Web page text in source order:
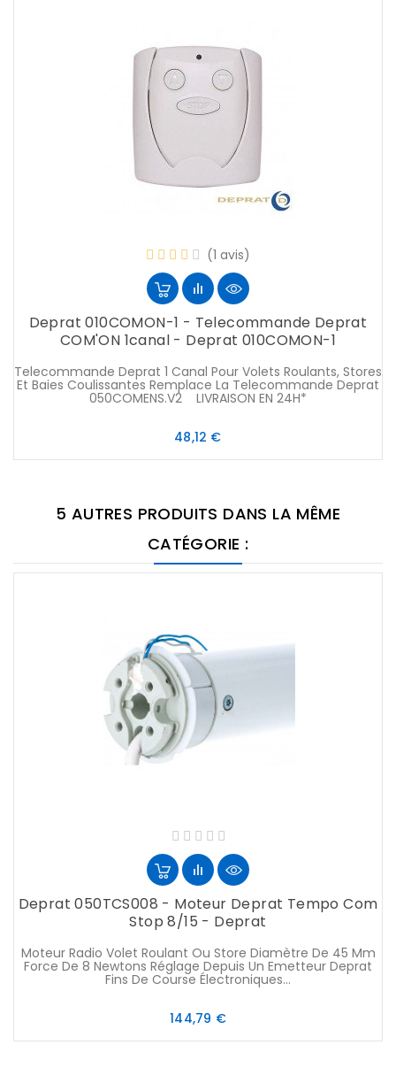
(1 avis)
Deprat 010COMON-1 - Telecommande Deprat
COM'ON 1canal - Deprat 010COMON-1
Telecommande Deprat 1 Canal Pour Volets Roulants, Stores
Et Baies Coulissantes Remplace La Telecommande Deprat
050COMENS.V2 LIVRAISON EN 24H*
48,12 €Prix
5 AUTRES PRODUITS DANS LA MÊME
CATÉGORIE :
Deprat 050TCS008 - Moteur Deprat Tempo Com
Stop 8/15 - Deprat
Moteur Radio Volet Roulant Ou Store Diamètre De 45 Mm
Force De 8 Newtons Réglage Depuis Un Emetteur Deprat
Fins De Course Électroniques...
144,79 €Prix